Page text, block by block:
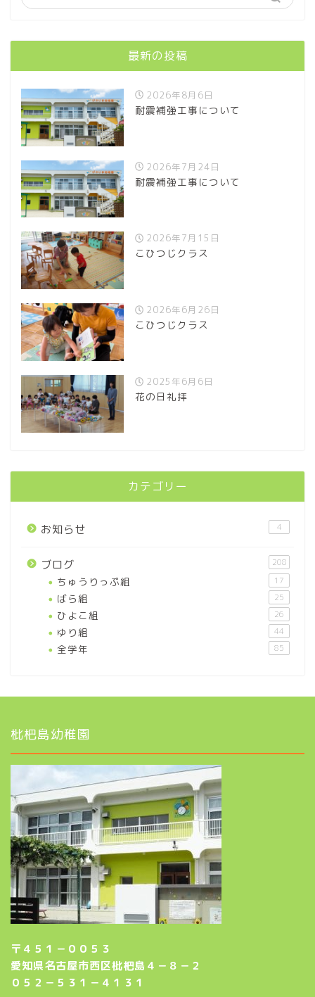
最新の投稿
2026年8月6日
耐震補強工事について
2026年7月24日
耐震補強工事について
2026年7月15日
こひつじクラス
2026年6月26日
こひつじクラス
2025年6月6日
花の日礼拝
カテゴリー
お知らせ 4
ブログ 208
ちゅうりっぷ組 17
ばら組 25
ひよこ組 26
ゆり組 44
全学年 85
枇杷島幼稚園
〒４５１－００５３
愛知県名古屋市西区枇杷島４－８－２
０５２－５３１－４１３１